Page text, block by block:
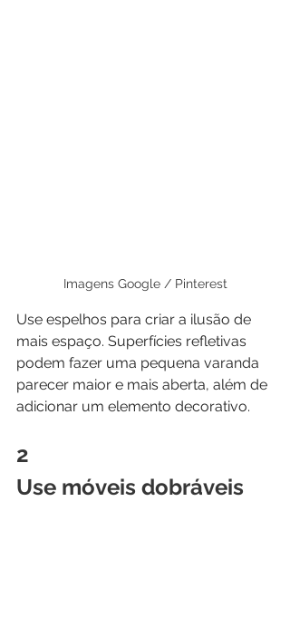
Imagens Google / Pinterest
Use espelhos para criar a ilusão de
mais espaço. Superfícies refletivas
podem fazer uma pequena varanda
parecer maior e mais aberta, além de
adicionar um elemento decorativo.
2
Use móveis dobráveis